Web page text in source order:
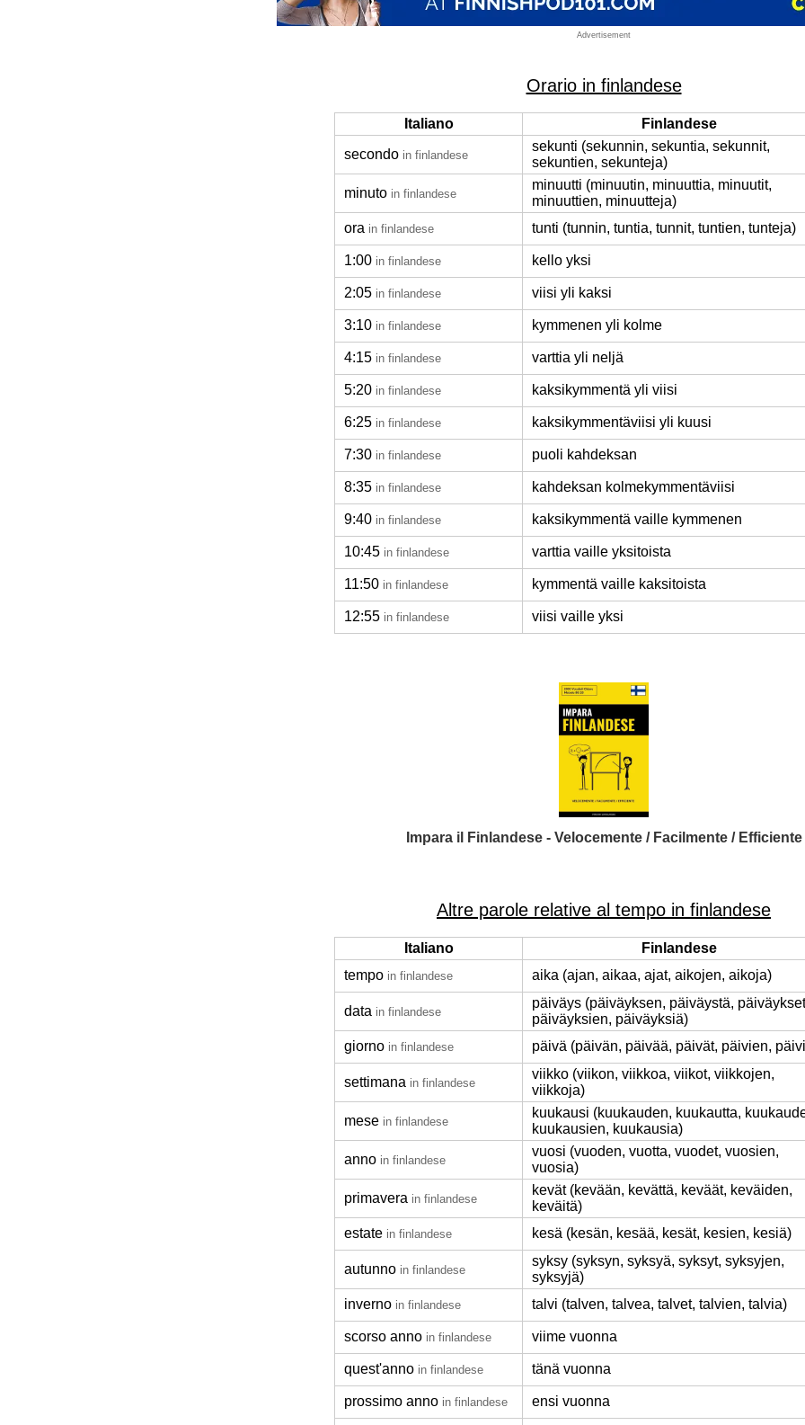
Advertisement
Orario in finlandese
Italiano
Finlandese
secondo in finlandese
sekunti (sekunnin, sekuntia, sekunnit,
sekuntien, sekunteja)
minuto in finlandese
minuutti (minuutin, minuuttia, minuutit,
minuuttien, minuutteja)
ora in finlandese tunti (tunnin, tuntia, tunnit, tuntien, tunteja)
1:00 in finlandese kello yksi
2:05 in finlandese viisi yli kaksi
3:10 in finlandese kymmenen yli kolme
4:15 in finlandese varttia yli neljä
5:20 in finlandese kaksikymmentä yli viisi
6:25 in finlandese kaksikymmentäviisi yli kuusi
7:30 in finlandese puoli kahdeksan
8:35 in finlandese kahdeksan kolmekymmentäviisi
9:40 in finlandese kaksikymmentä vaille kymmenen
10:45 in finlandese varttia vaille yksitoista
11:50 in finlandese kymmentä vaille kaksitoista
12:55 in finlandese viisi vaille yksi
Impara il Finlandese - Velocemente / Facilmente / Efficiente
Altre parole relative al tempo in finlandese
Italiano
Finlandese
tempo in finlandese aika (ajan, aikaa, ajat, aikojen, aikoja)
data in finlandese
päiväys (päiväyksen, päiväystä,
päiväyksien, päiväyksiä)
giorno in finlandese päivä (päivän, päivää, päivät, päivien,
settimana in finlandese
viikko (viikon, viikkoa, viikot, viikkojen,
viikkoja)
mese in finlandese
kuukausi (kuukauden, kuukautta,
kuukausien, kuukausia)
anno in finlandese
vuosi (vuoden, vuotta, vuodet, vuosien,
vuosia)
primavera in finlandese
kevät (kevään, kevättä, keväät, keväiden,
keväitä)
estate in finlandese kesä (kesän, kesää, kesät, kesien, kesiä)
autunno in finlandese
syksy (syksyn, syksyä, syksyt, syksyjen,
syksyjä)
inverno in finlandese talvi (talven, talvea, talvet, talvien, talvia)
scorso anno in finlandese viime vuonna
quest'anno in finlandese tänä vuonna
prossimo anno in finlandese ensi vuonna